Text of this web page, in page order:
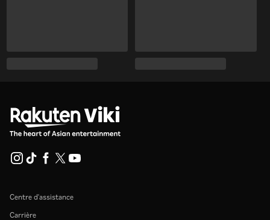
Centre d'assistance
Carrière